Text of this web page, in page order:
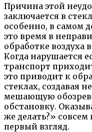
Причина этой
заключается в
особенно, в самом
это время в
обработке воздуха
Когда нарушается
транспорт
это приводит к
стеклах, создавая
мешающую
обстановку.
же делать?» совсем
первый взгляд.